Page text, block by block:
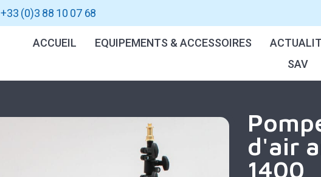
+33 (0)3 88 10 07 68
ACCUEIL EQUIPEMENTS & ACCESSOIRES
SAV
d'air
1400